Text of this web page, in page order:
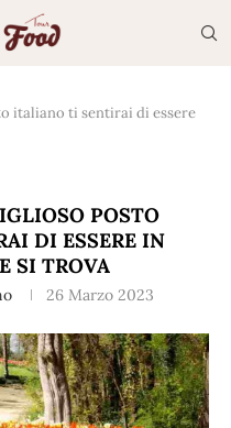
italiano ti sentirai di essere
POSTO
DI ESSERE IN
SI TROVA
26 Marzo 2023